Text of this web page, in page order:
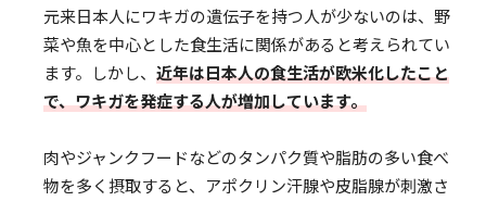
元来日本人にワキガの遺伝子を持つ人が少ないのは、野
菜や魚を中心とした食生活に関係があると考えられてい
ます。しかし、 近年は日本人の食生活が欧米化したこと
で、ワキガを発症する人が増加しています。
肉やジャンクフードなどのタンパク質や脂肪の多い食べ
物を多く摂取すると、アポクリン汗腺や皮脂腺が刺激さ